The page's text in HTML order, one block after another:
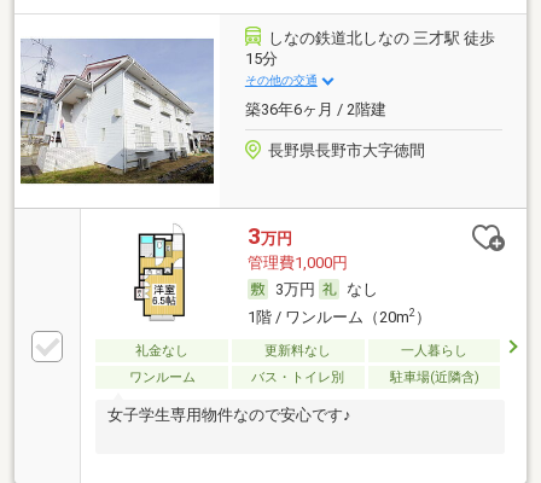
しなの鉄道北しなの 三才駅 徒歩
15分
その他の交通
築36年6ヶ月 / 2階建
長野県長野市大字徳間
3万円
管理費1,000円
3万円
なし
1階 / ワンルーム（20m2）
礼金なし 更新料なし
一人暮らし
ワンルーム
バス・トイレ別 駐車場(近隣含)
女子学生専用物件なので安心です♪